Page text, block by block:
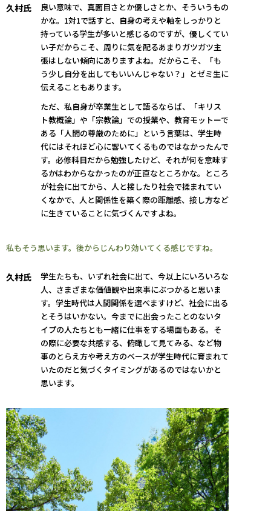
久村氏
良い意味で、真面目さとか優しさとか、そういうもの
かな。1対1で話すと、自身の考えや軸をしっかりと
持っている学生が多いと感じるのですが、優しくてい
い子だからこそ、周りに気を配るあまりガツガツ主
張はしない傾向にありますよね。だからこそ、「も
う少し自分を出してもいいんじゃない？」とゼミ生に
伝えることもあります。
ただ、私自身が卒業生として語るならば、「キリス
ト教概論」や「宗教論」での授業や、教育モットーで
ある「人間の尊厳のために」という言葉は、学生時
代にはそれほど心に響いてくるものではなかったんで
す。必修科目だから勉強したけど、それが何を意味す
るかはわからなかったのが正直なところかな。ところ
が社会に出てから、人と接したり社会で揉まれてい
くなかで、人と関係性を築く際の距離感、接し方など
に生きていることに気づくんですよね。
私もそう思います。後からじんわり効いてくる感じですね。
久村氏
学生たちも、いずれ社会に出て、今以上にいろいろな
人、さまざまな価値観や出来事にぶつかると思いま
す。学生時代は人間関係を選べますけど、社会に出る
とそうはいかない。今までに出会ったことのないタ
イプの人たちとも一緒に仕事をする場面もある。そ
の際に必要な共感する、俯瞰して見てみる、など物
事のとらえ方や考え方のベースが学生時代に育まれて
いたのだと気づくタイミングがあるのではないかと
思います。